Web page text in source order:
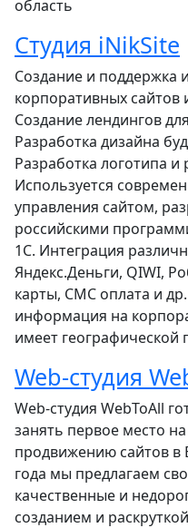
область
Студия iNikSite
Создание и поддержка
корпоративных сайтов
Создание лендингов
Разработка дизайна
Разработка логотипа
Используется
управления сайтом,
российскими
1С. Интеграция
Яндекс.Деньги, QIWI,
карты, СМС оплата и
информация на
имеет географической
Web-студия
Web-студия WebToAll
занять первое место
продвижению сайтов в
года мы предлагаем
качественные и
созданием и